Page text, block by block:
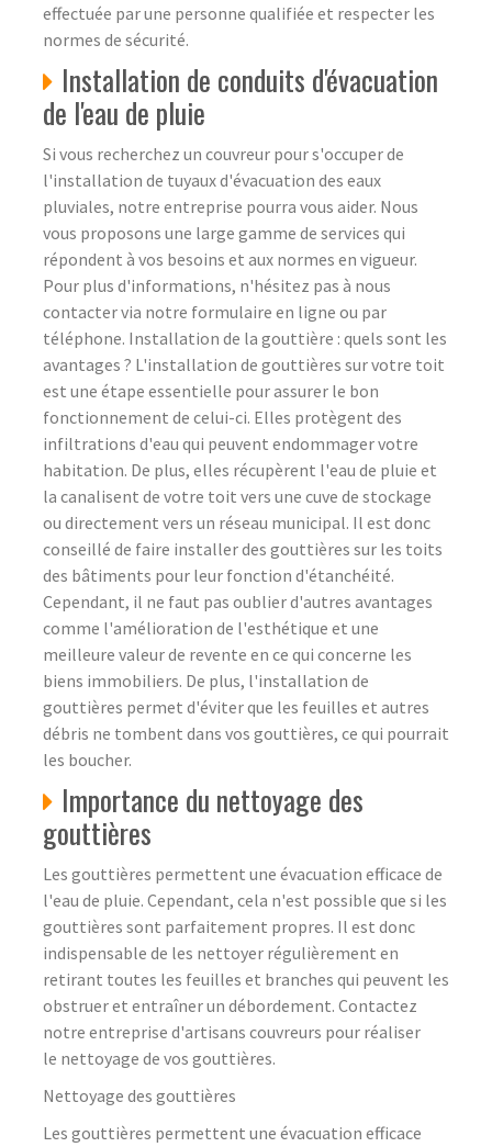
effectuée par une personne qualifiée et respecter les
normes de sécurité.
Installation de conduits d'évacuation
de l'eau de pluie
Si vous recherchez un couvreur pour s'occuper de
l'installation de tuyaux d'évacuation des eaux
pluviales, notre entreprise pourra vous aider. Nous
vous proposons une large gamme de services qui
répondent à vos besoins et aux normes en vigueur.
Pour plus d'informations, n'hésitez pas à nous
contacter via notre formulaire en ligne ou par
téléphone. Installation de la gouttière : quels sont les
avantages ? L'installation de gouttières sur votre toit
est une étape essentielle pour assurer le bon
fonctionnement de celui-ci. Elles protègent des
infiltrations d'eau qui peuvent endommager votre
habitation. De plus, elles récupèrent l'eau de pluie et
la canalisent de votre toit vers une cuve de stockage
ou directement vers un réseau municipal. Il est donc
conseillé de faire installer des gouttières sur les toits
des bâtiments pour leur fonction d'étanchéité.
Cependant, il ne faut pas oublier d'autres avantages
comme l'amélioration de l'esthétique et une
meilleure valeur de revente en ce qui concerne les
biens immobiliers. De plus, l'installation de
gouttières permet d'éviter que les feuilles et autres
débris ne tombent dans vos gouttières, ce qui pourrait
les boucher.
Importance du nettoyage des
gouttières
Les gouttières permettent une évacuation efficace de
l'eau de pluie. Cependant, cela n'est possible que si les
gouttières sont parfaitement propres. Il est donc
indispensable de les nettoyer régulièrement en
retirant toutes les feuilles et branches qui peuvent les
obstruer et entraîner un débordement. Contactez
notre entreprise d'artisans couvreurs pour réaliser
le nettoyage de vos gouttières.
Nettoyage des gouttières
Les gouttières permettent une évacuation efficace